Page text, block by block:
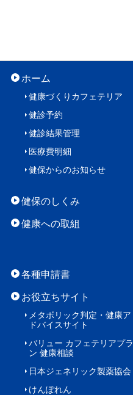
ホーム
健康づくりカフェテリア
健診予約
健診結果管理
医療費明細
健保からのお知らせ
健保のしくみ
健康への取組
各種申請書
お役立ちサイト
メタボリック判定・ 健康ア
ドバイスサイト
バリュー カフェテリアプラ
ン 健康相談
日本ジェネリック製薬協会
けんぽれん